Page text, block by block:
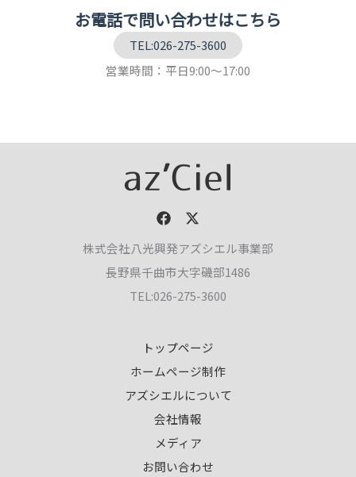
お電話で問い合わせはこちら
TEL:026-275-3600
営業時間：平日9:00～17:00
株式会社八光興発アズシエル事業部
長野県千曲市大字磯部1486
TEL:026-275-3600
トップページ
ホームページ制作
アズシエルについて
会社情報
メディア
お問い合わせ